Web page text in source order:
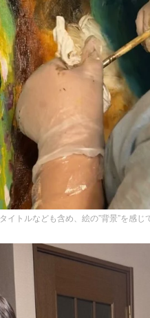
タイトルなども含め、絵の”背景”を感じ